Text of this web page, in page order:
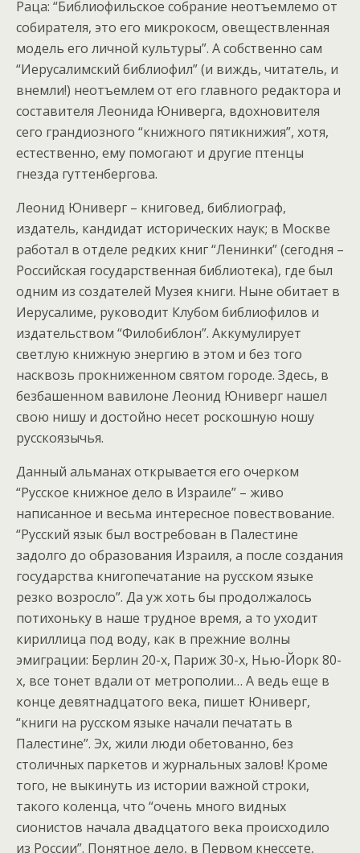
Раца: “Библиофильское собрание неотъемлемо от
собирателя, это его микрокосм, овеществленная
модель его личной культуры”. А собственно сам
“Иерусалимский библиофил” (и виждь, читатель, и
внемли!) неотъемлем от его главного редактора и
составителя Леонида Юниверга, вдохновителя
сего грандиозного “книжного пятикнижия”, хотя,
естественно, ему помогают и другие птенцы
гнезда гуттенбергова.
Леонид Юниверг – книговед, библиограф,
издатель, кандидат исторических наук; в Москве
работал в отделе редких книг “Ленинки” (сегодня –
Российская государственная библиотека), где был
одним из создателей Музея книги. Ныне обитает в
Иерусалиме, руководит Клубом библиофилов и
издательством “Филобиблон”. Аккумулирует
светлую книжную энергию в этом и без того
насквозь прокниженном святом городе. Здесь, в
безбашенном вавилоне Леонид Юниверг нашел
свою нишу и достойно несет роскошную ношу
русскоязычья.
Данный альманах открывается его очерком
“Русское книжное дело в Израиле” – живо
написанное и весьма интересное повествование.
“Русский язык был востребован в Палестине
задолго до образования Израиля, а после создания
государства книгопечатание на русском языке
резко возросло”. Да уж хоть бы продолжалось
потихоньку в наше трудное время, а то уходит
кириллица под воду, как в прежние волны
эмиграции: Берлин 20-х, Париж 30-х, Нью-Йорк 80-
х, все тонет вдали от метрополии… А ведь еще в
конце девятнадцатого века, пишет Юниверг,
“книги на русском языке начали печатать в
Палестине”. Эх, жили люди обетованно, без
столичных паркетов и журнальных залов! Кроме
того, не выкинуть из истории важной строки,
такого коленца, что “очень много видных
сионистов начала двадцатого века происходило
из России”. Понятное дело, в Первом кнессете,